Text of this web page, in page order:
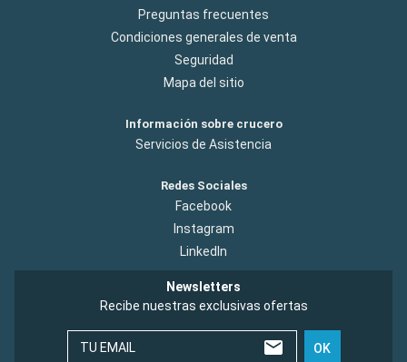
Preguntas frecuentes
Condiciones generales de venta
Seguridad
Mapa del sitio
Información sobre crucero
Servicios de Asistencia
Redes Sociales
Facebook
Instagram
LinkedIn
Newsletters
Recibe nuestras exclusivas ofertas
TU EMAIL OK